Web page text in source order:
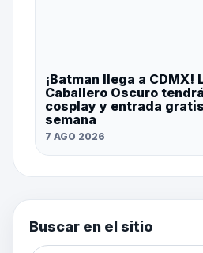
¡Batman llega a CDMX!
Caballero Oscuro
cosplay y entrada
semana
7 AGO 2026
Buscar en el sitio